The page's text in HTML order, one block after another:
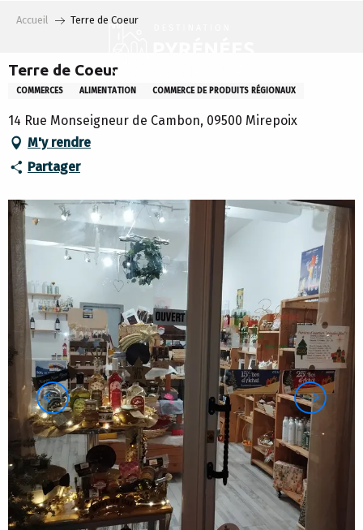
principal
Accueil Terre de Coeur
Terre de Coeur
COMMERCES ALIMENTATION COMMERCE DE PRODUITS RÉGIONAUX
14 Rue Monseigneur de Cambon, 09500 Mirepoix
M'y rendre
Partager